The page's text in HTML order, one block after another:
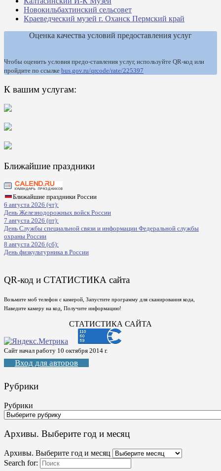
Новокильбахтинский сельсовет
Краеведческий музей г. Оханск Пермский край
Оценка качества условий предоставления услуг
Чтобы оценить условия предо-ставления услуг, используйте QR-код или
пройдите по ссылке bus.gov.ru/qrcode/rate/225397
К вашим услугам:
Ближайшие праздники
Ближайшие праздники России
6 августа 2026 (чт):
День Железнодорожных войск России
7 августа 2026 (пт):
День Службы специальной связи и информации Федеральной службы
охраны России
8 августа 2026 (сб):
День физкультурника в России
QR-код и СТАТИСТИКА сайта
Возьмите моб телефон с камерой, Запустите программу для сканирования кода,
Наведите камеру на код, Получите информацию!
СТАТИСТИКА САЙТА
Сайт начал работу 10 октября 2014 г.
Вход для авторов
Рубрики
Рубрики
Архивы. Выберите год и месяц
Архивы. Выберите год и месяц
Search for: